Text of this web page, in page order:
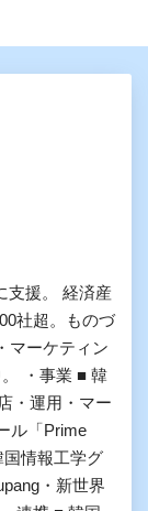
支援。 経済産
社超。ものづ
マーケティン
・事業 ■ 韓
・運用・マー
ル「Prime
情報工学グ
・新世界